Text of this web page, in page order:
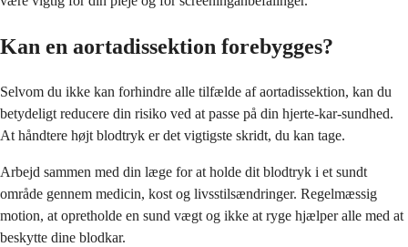
Kan en aortadissektion forebygges?
Selvom du ikke kan forhindre alle tilfælde af aortadissektion, kan du
betydeligt reducere din risiko ved at passe på din hjerte-kar-sundhed.
At håndtere højt blodtryk er det vigtigste skridt, du kan tage.
Arbejd sammen med din læge for at holde dit blodtryk i et sundt
område gennem medicin, kost og livsstilsændringer. Regelmæssig
motion, at opretholde en sund vægt og ikke at ryge hjælper alle med at
beskytte dine blodkar.